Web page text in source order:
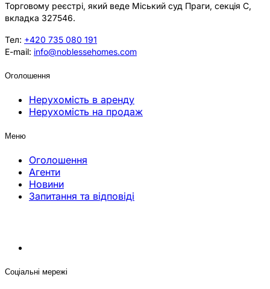
Торговому реєстрі, який веде Міський суд Праги, секція C,
вкладка 327546.
Тел: +420 735 080 191
E-mail: info@noblessehomes.com
Оголошення
Нерухомість в аренду
Нерухомість на продаж
Меню
Оголошення
Агенти
Новини
Запитання та відповіді
Соціальні мережі